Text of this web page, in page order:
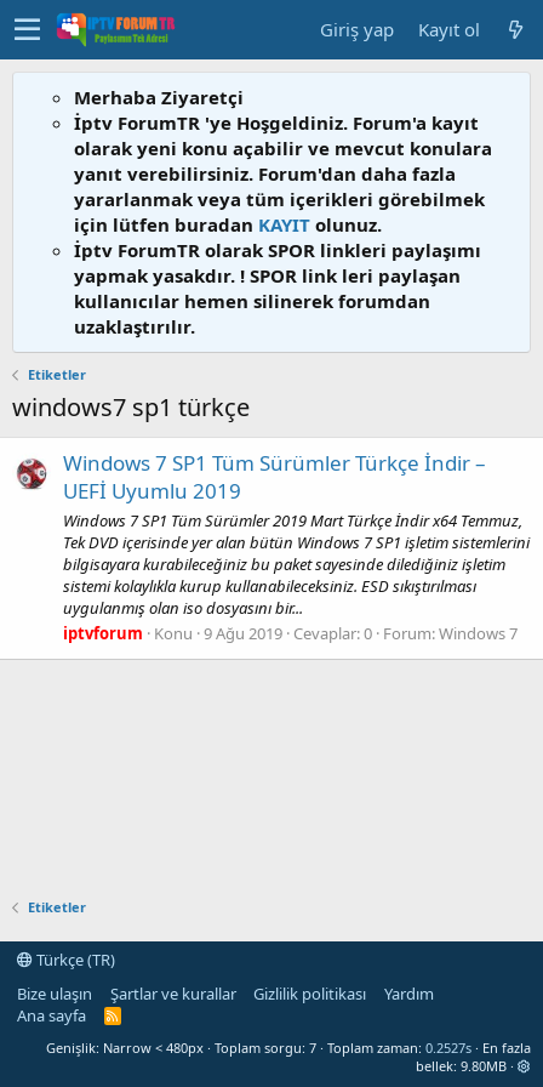
Giriş yap Kayıt ol
Merhaba Ziyaretçi
İptv ForumTR 'ye Hoşgeldiniz. Forum'a kayıt
olarak yeni konu açabilir ve mevcut konulara
yanıt verebilirsiniz. Forum'dan daha fazla
yararlanmak veya tüm içerikleri görebilmek
için lütfen buradan KAYIT olunuz.
İptv ForumTR olarak SPOR linkleri paylaşımı
yapmak yasakdır. ! SPOR link leri paylaşan
kullanıcılar hemen silinerek forumdan
uzaklaştırılır.
Etiketler
windows7 sp1 türkçe
Windows 7 SP1 Tüm Sürümler Türkçe İndir –
UEFİ Uyumlu 2019
Windows 7 SP1 Tüm Sürümler 2019 Mart Türkçe İndir x64 Temmuz,
Tek DVD içerisinde yer alan bütün Windows 7 SP1 işletim sistemlerini
bilgisayara kurabileceğiniz bu paket sayesinde dilediğiniz işletim
sistemi kolaylıkla kurup kullanabileceksiniz. ESD sıkıştırılması
uygulanmış olan iso dosyasını bir...
iptvforum
Konu 9 Ağu 2019 Cevaplar: 0 Forum:Windows 7
Etiketler
Türkçe (TR)
Bize ulaşın
Şartlar ve kurallar Gizlilik politikası
Yardım
Ana sayfa
R
S
Genişlik Toplam sorgu 7 Toplam zaman 0.2527s
En fazla
bellek 9.80MB